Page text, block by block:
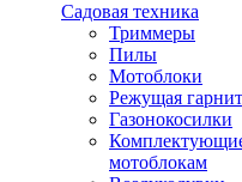
Садовая техника
Триммеры
Пилы
Мотоблоки
Режущая
Газонокосилки
мотоблокам